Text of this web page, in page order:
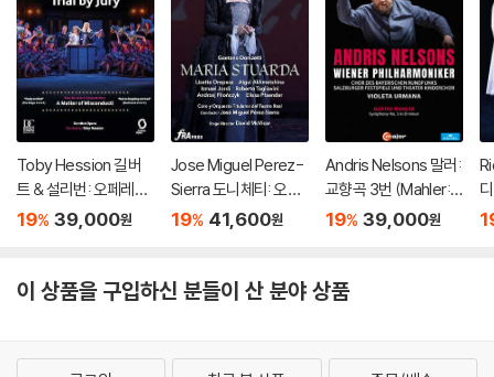
Toby Hession 길버
트 & 설리번: 오페레타 `
배심재판` 외 (Gilbert
19% 39,000원
Jose Miguel Perez-
Sierra 도니체티: 오페
라 `마리아 스투아르다`
19% 41,600원
Andris Nelsons 말러:
교향곡 3번 (Mahler: S
ymphony No.3)
19% 39,000원
이 상품을 구입하신 분들이 산 분야 상품